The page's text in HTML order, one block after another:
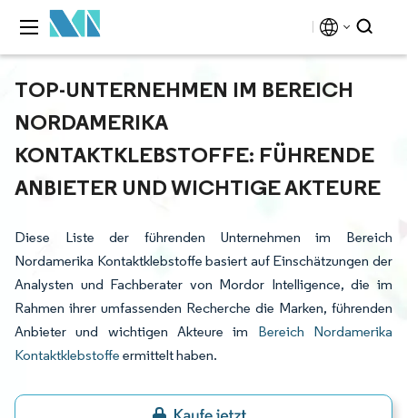
TOP-UNTERNEHMEN IM BEREICH
NORDAMERIKA
KONTAKTKLEBSTOFFE: FÜHRENDE
ANBIETER UND WICHTIGE AKTEURE
Diese Liste der führenden Unternehmen im Bereich
Nordamerika Kontaktklebstoffe basiert auf Einschätzungen der
Analysten und Fachberater von Mordor Intelligence, die im
Rahmen ihrer umfassenden Recherche die Marken, führenden
Anbieter und wichtigen Akteure im Bereich Nordamerika
Kontaktklebstoffe ermittelt haben.